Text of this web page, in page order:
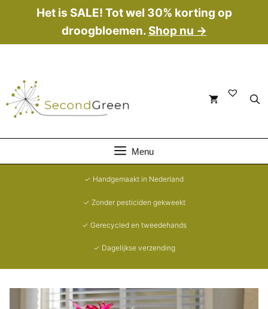
de
Het is SALE! Tot wel 30% korting op
droogbloemen. Shop nu →
Menu
✓ Handgemaakt in Nederland
✓ Zonder pesticiden gekweekt
✓ Gerecycled en tweedehands
✓ Dagelijkse verzending